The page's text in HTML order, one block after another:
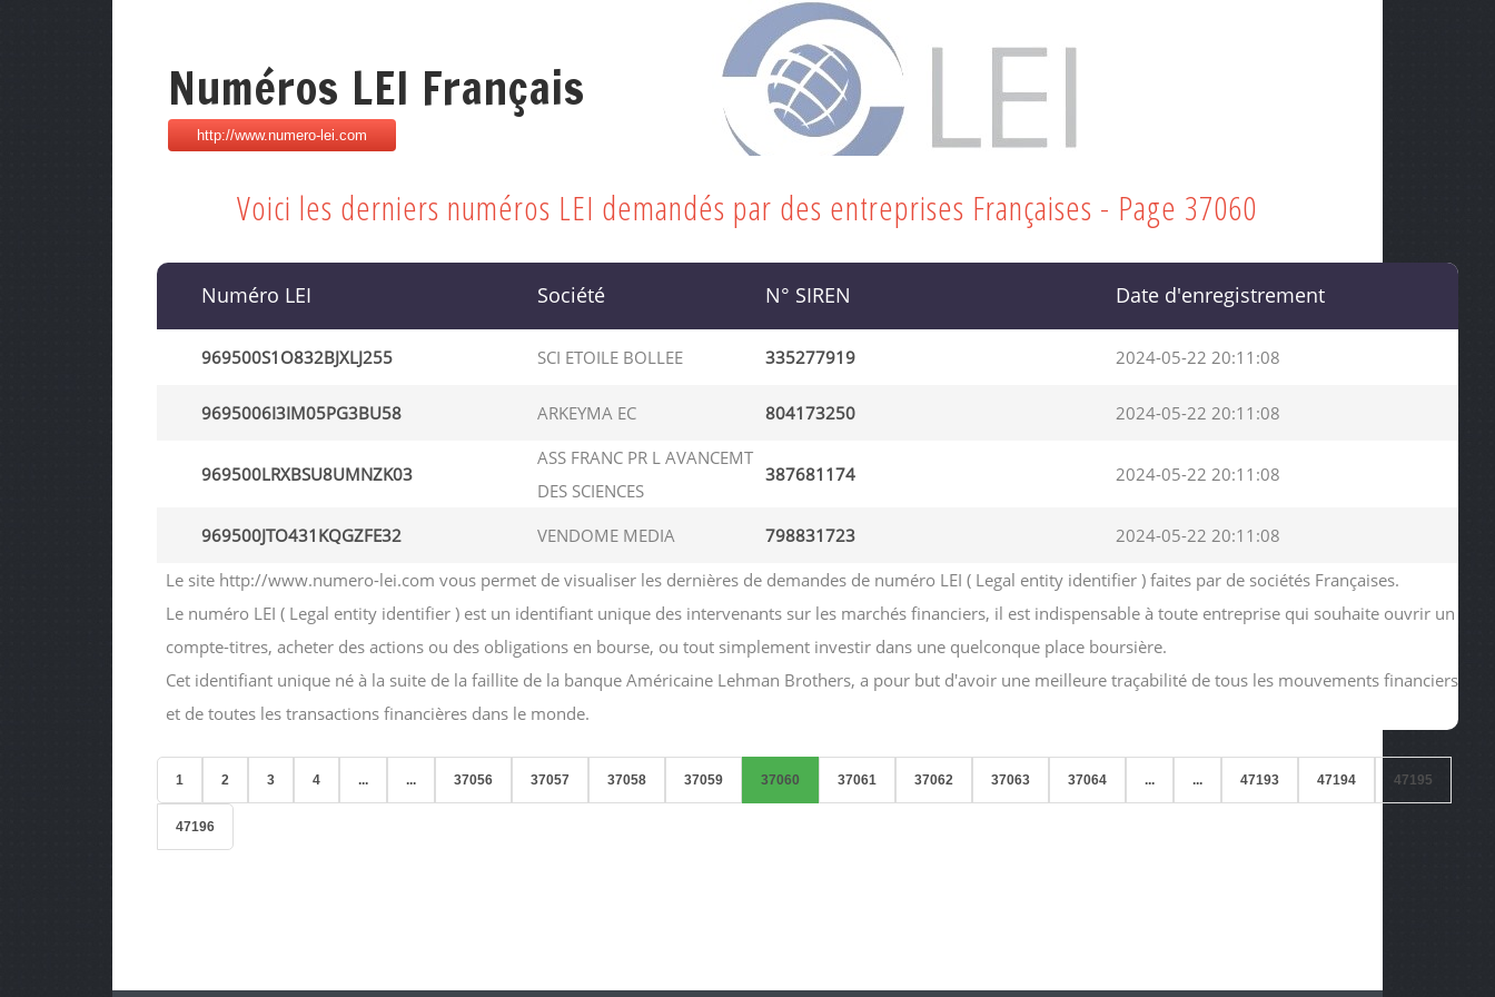
Numéros LEI Français
Voici les derniers numéros LEI demandés par des entreprises Françaises - Page 37060
Numéro LEI Société N° SIREN Date d'enregistrement
969500S1O832BJXLJ255 SCI ETOILE BOLLEE 335277919 2024-05-22 20:11:08
9695006I3IM05PG3BU58 ARKEYMA EC 804173250 2024-05-22 20:11:08
969500LRXBSU8UMNZK03
ASS FRANC PR L AVANCEMT
DES SCIENCES
387681174 2024-05-22 20:11:08
969500JTO431KQGZFE32 VENDOME MEDIA 798831723
2024-05-22 20:11:08
Le site http://www.numero-lei.com vous permet de visualiser les dernières de demandes de numéro LEI ( Legal entity identifier ) faites par de sociétés Françaises.
Le numéro LEI ( Legal entity identifier ) est un identifiant unique des intervenants sur les marchés financiers, il est indispensable à toute entreprise qui souhaite ouvrir un
compte-titres, acheter des actions ou des obligations en bourse, ou tout simplement investir dans une quelconque place boursière.
Cet identifiant unique né à la suite de la faillite de la banque Américaine Lehman Brothers, a pour but d'avoir une meilleure traçabilité de tous les mouvements financiers
et de toutes les transactions financières dans le monde.
1 2 3 4 ... ... 37056 37057 37058 37059 37060 37061 37062 37063 37064 ... ... 47193 47194 47195
47196